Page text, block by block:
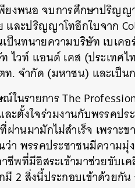
ยงพนอ จบการศึกษาปริญ
ละปริญญาโทอีกใบจาก
เป็นทนายความบริษัท เบเ
ไวท์ แอนด์ เคส (ประเทศ
. จำกัด (มหาชน) และเป็น
ในรายการ The
ะตั้งใจร่วมงานกับพรรคป
านมามักไม่สำเร็จ เพราะ
ว่า พรรคประชาชนมีความ
ชีพที่มีอิสระเข้ามาช่วยขับ
2 สิ่งนี้ประกอบเข้าด้วยกั